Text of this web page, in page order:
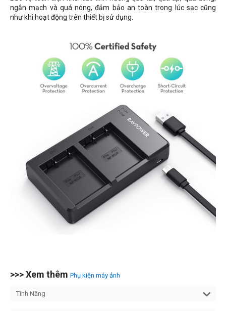
ngắn mạch và quá nóng, đảm bảo an toàn trong lúc sạc cũng
như khi hoạt động trên thiết bị sử dụng.
>>> Xem thêm Phụ kiện máy ảnh
Tính Năng